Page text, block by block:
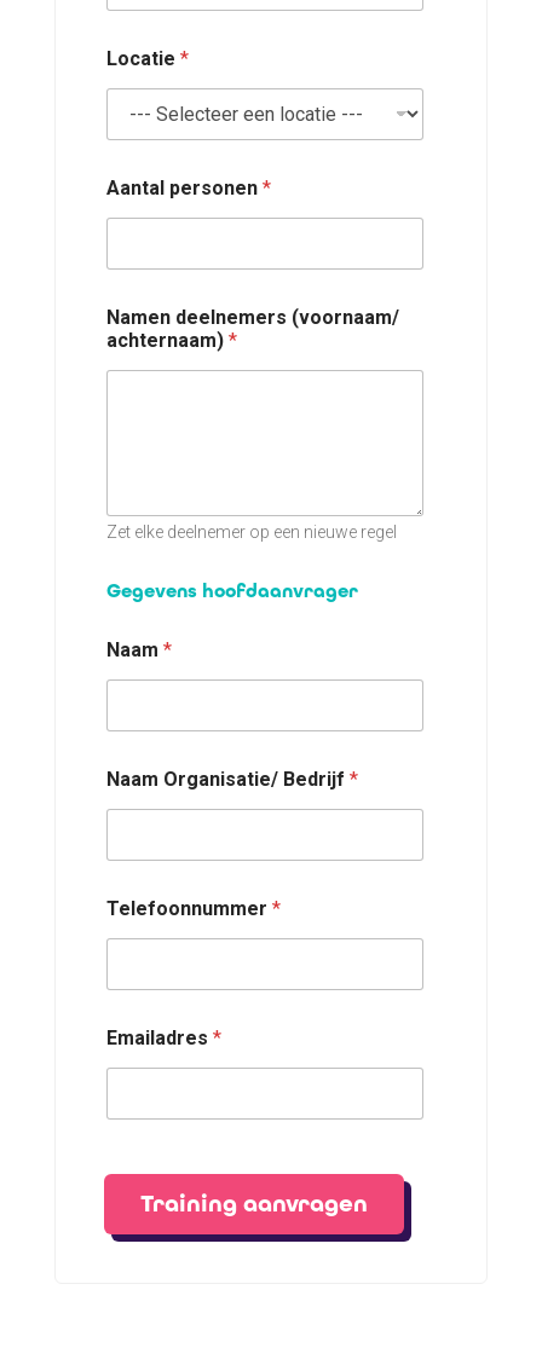
a
Locatie *
Aantal personen *
Namen deelnemers (voornaam/
achternaam) *
Zet elke deelnemer op een nieuwe regel
Gegevens hoofdaanvrager
Naam *
Naam Organisatie/ Bedrijf *
Telefoonnummer *
Emailadres *
Training aanvragen